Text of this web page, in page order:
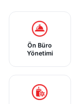
Ön Büro
Yönetimi